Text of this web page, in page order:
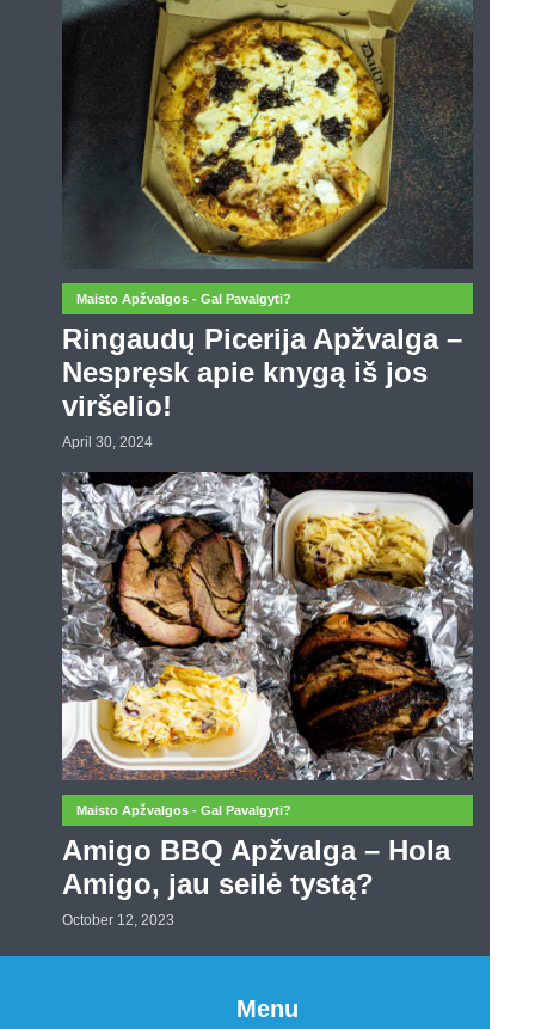
Maisto Apžvalgos - Gal Pavalgyti?
Ringaudų Picerija Apžvalga –
Nespręsk apie knygą iš jos
viršelio!
April 30, 2024
Maisto Apžvalgos - Gal Pavalgyti?
Amigo BBQ Apžvalga – Hola
Amigo, jau seilė tystą?
October 12, 2023
Menu